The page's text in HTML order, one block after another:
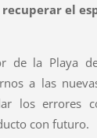
recuperar el
de la Playa
a las
los errores
con futuro.